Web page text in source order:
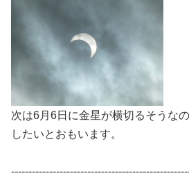
次は6月6日に金星が横切るそうな
したいとおもいます。